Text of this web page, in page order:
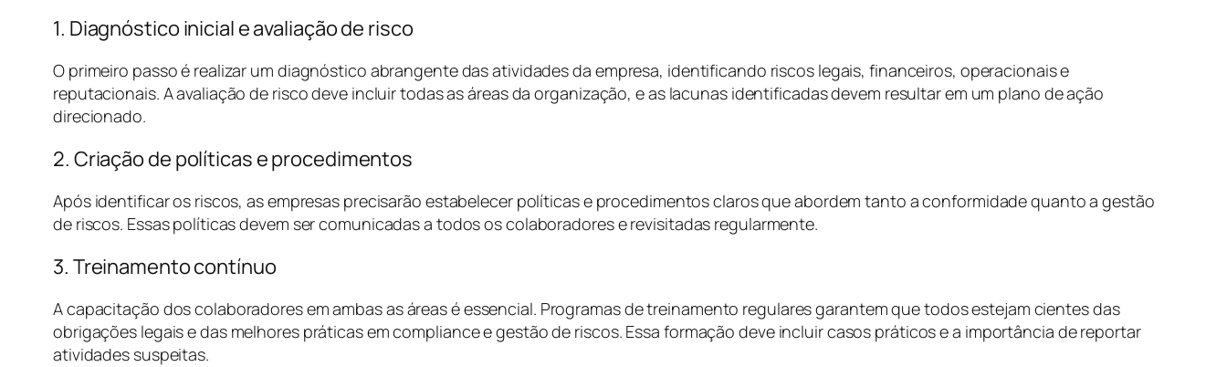
1. Diagnóstico inicial e avaliação de risco
O primeiro passo é realizar um diagnóstico abrangente das atividades da empresa, identificando riscos legais, financeiros, operacionais e
reputacionais. A avaliação de risco deve incluir todas as áreas da organização, e as lacunas identificadas devem resultar em um plano de ação
direcionado.
2. Criação de políticas e procedimentos
Após identificar os riscos, as empresas precisarão estabelecer políticas e procedimentos claros que abordem tanto a conformidade quanto a gestão
de riscos. Essas políticas devem ser comunicadas a todos os colaboradores e revisitadas regularmente.
3. Treinamento contínuo
A capacitação dos colaboradores em ambas as áreas é essencial. Programas de treinamento regulares garantem que todos estejam cientes das
obrigações legais e das melhores práticas em compliance e gestão de riscos. Essa formação deve incluir casos práticos e a importância de reportar
atividades suspeitas.